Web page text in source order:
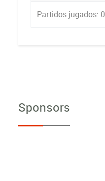
Partidos jugados: 0
Sponsors